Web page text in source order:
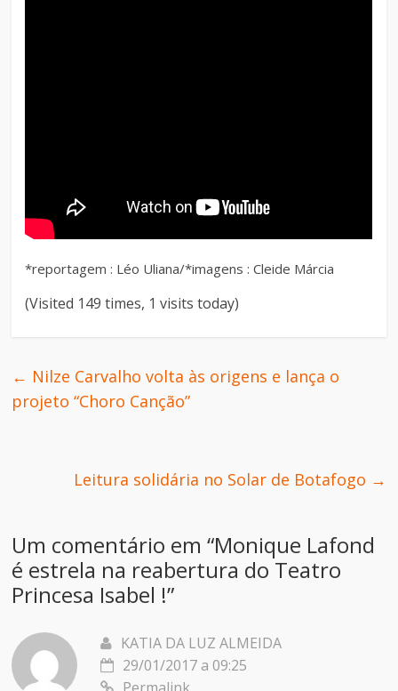
*reportagem : Léo Uliana/*imagens : Cleide Márcia
(Visited 149 times, 1 visits today)
← Nilze Carvalho volta às origens e lança o
projeto “Choro Canção”
Leitura solidária no Solar de Botafogo →
Um comentário em “Monique Lafond
é estrela na reabertura do Teatro
Princesa Isabel !”
KATIA DA LUZ ALMEIDA
29/01/2017 a 09:25